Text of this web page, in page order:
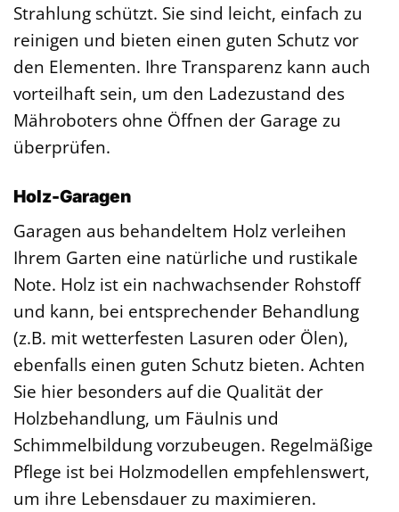
Strahlung schützt. Sie sind leicht, einfach zu
reinigen und bieten einen guten Schutz vor
den Elementen. Ihre Transparenz kann auch
vorteilhaft sein, um den Ladezustand des
Mähroboters ohne Öffnen der Garage zu
überprüfen.
Holz-Garagen
Garagen aus behandeltem Holz verleihen
Ihrem Garten eine natürliche und rustikale
Note. Holz ist ein nachwachsender Rohstoff
und kann, bei entsprechender Behandlung
(z.B. mit wetterfesten Lasuren oder Ölen),
ebenfalls einen guten Schutz bieten. Achten
Sie hier besonders auf die Qualität der
Holzbehandlung, um Fäulnis und
Schimmelbildung vorzubeugen. Regelmäßige
Pflege ist bei Holzmodellen empfehlenswert,
um ihre Lebensdauer zu maximieren.